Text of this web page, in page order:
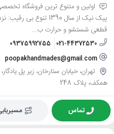
اولین و متنوع ترین فروشگاه
پیک نیک از سال 1390
قطعی شستشو و حرارت ب...
021-44372530
09375992755
poopakhandmades@gmail.com
تهران، خیابان ستارخان، زیر پل
همکف، پلاک 248
تماس